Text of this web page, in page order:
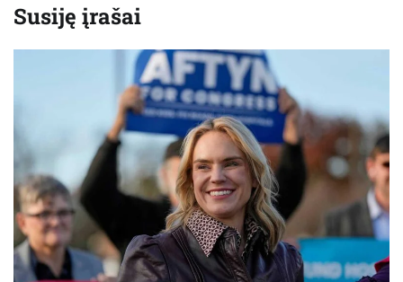
Susiję įrašai